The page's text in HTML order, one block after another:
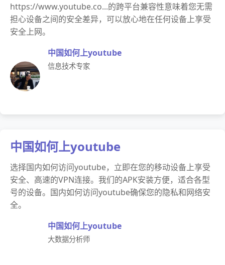
https://www.youtube.co...的跨平台兼容性意味着您无需
担心设备之间的安全差异，可以放心地在任何设备上享受
安全上网。
中国如何上youtube
信息技术专家
中国如何上youtube
选择国内如何访问youtube，立即在您的移动设备上享受
安全、高速的VPN连接。我们的APK安装方便，适合各型
号的设备。国内如何访问youtube确保您的隐私和网络安
全。
中国如何上youtube
大数据分析师